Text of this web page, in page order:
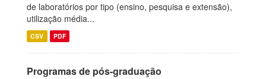
de laboratórios por tipo (ensino, pesquisa e extensão),
utilização média...
CSV PDF
Programas de pós-graduação